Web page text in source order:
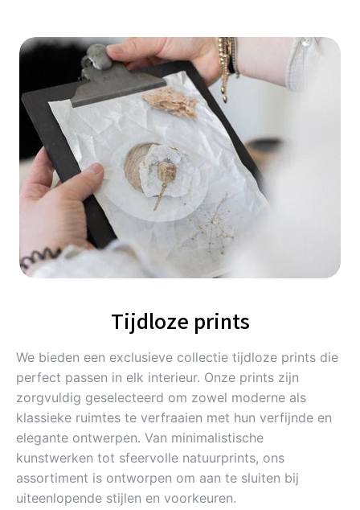
Tijdloze prints
We bieden een exclusieve collectie tijdloze prints die
perfect passen in elk interieur. Onze prints zijn
zorgvuldig geselecteerd om zowel moderne als
klassieke ruimtes te verfraaien met hun verfijnde en
elegante ontwerpen. Van minimalistische
kunstwerken tot sfeervolle natuurprints, ons
assortiment is ontworpen om aan te sluiten bij
uiteenlopende stijlen en voorkeuren.